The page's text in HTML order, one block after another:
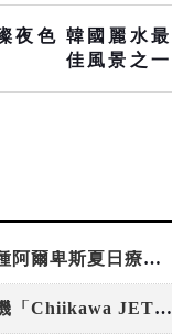
夜色 韓國麗水最
佳風景之一
探索瑞士格勞賓登秘境 收藏六種阿爾卑斯夏日療癒之旅
ANAｘ吉伊卡哇揭幕全新彩繪機「Chiikawa JET」